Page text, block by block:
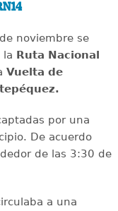
noviembre se
la Ruta Nacional
Vuelta de
por una
De acuerdo
de las 3:30 de
a una